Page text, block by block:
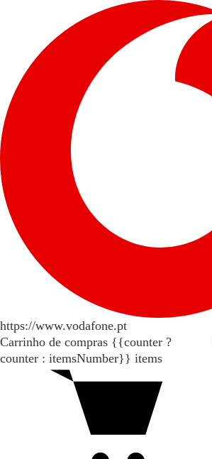
https://www.vodafone.pt
Carrinho de compras {{counter ?
counter : itemsNumber}} items